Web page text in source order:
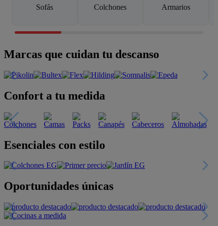
Sofás Colchones Armarios
Marcas que cuidan tu descanso
Confort a tu medida
Esenciales con estilo
Oportunidades únicas